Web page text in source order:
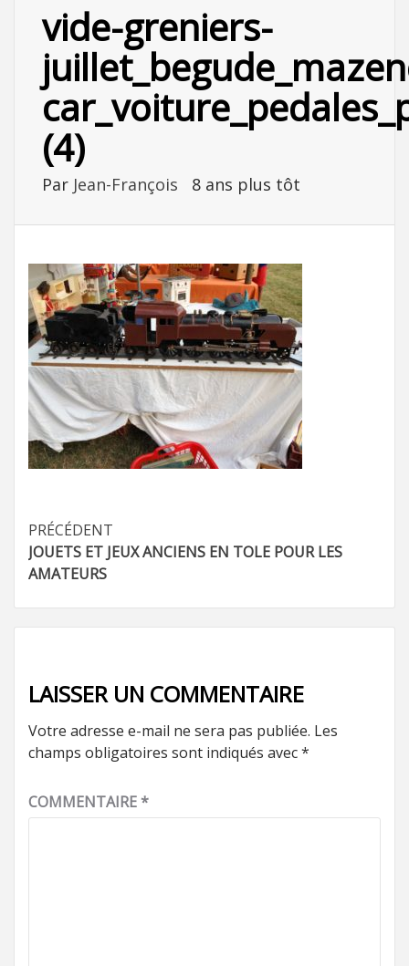
vide-greniers-
(4)
Par Jean-François 8 ans plus tôt
Navigation
d’article
PRÉCÉDENT
JOUETS ET JEUX ANCIENS EN TOLE POUR LES
AMATEURS
LAISSER UN COMMENTAIRE
Votre adresse e-mail ne sera pas publiée. Les
champs obligatoires sont indiqués avec*
COMMENTAIRE*